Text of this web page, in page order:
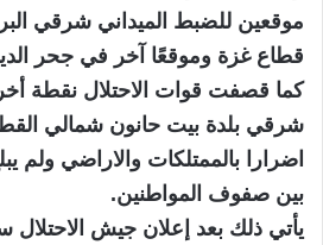
موقعين للضبط الميداني شرقي
قطاع غزة وموقعًا آخر في جحر
كما قصفت قوات الاحتلال نقطة
شرقي بلدة بيت حانون شمالي
اضرارا بالممتلكات والاراضي ولم
بين صفوف المواطنين.
يأتي ذلك بعد إعلان جيش